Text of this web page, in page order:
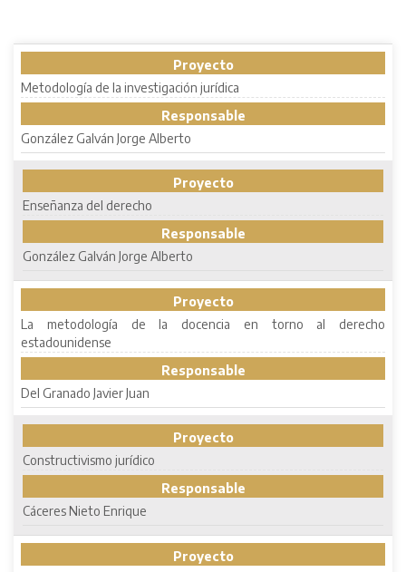
Proyecto
Metodología de la investigación jurídica
Responsable
González Galván Jorge Alberto
Proyecto
Enseñanza del derecho
Responsable
González Galván Jorge Alberto
Proyecto
La metodología de la docencia en torno al derecho
estadounidense
Responsable
Del Granado Javier Juan
Proyecto
Constructivismo jurídico
Responsable
Cáceres Nieto Enrique
Proyecto